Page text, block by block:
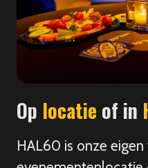
Op locatie of in
HAL60 is onze